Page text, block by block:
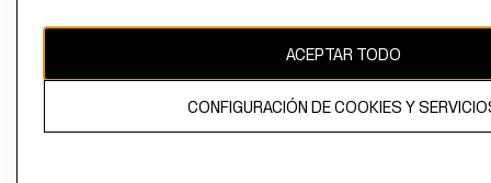
propiedad de H&M Hennes & Mauritz AB
ACEPTAR TODO
CONFIGURACIÓN DE COOKIES Y